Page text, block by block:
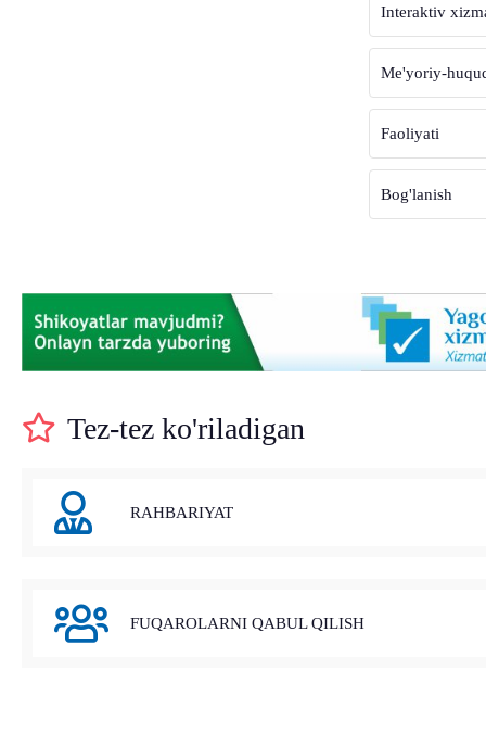
Interaktiv
Me'yoriy-
Faoliyati
Bog'lanish
Tez-tez ko'riladigan
RAHBARIYAT
FUQAROLARNI QABUL QILISH